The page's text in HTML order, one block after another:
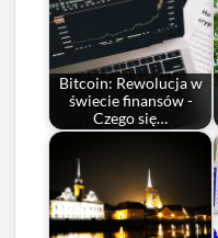
Bitcoin: Rewolucja w
świecie finansów -
Czego się…